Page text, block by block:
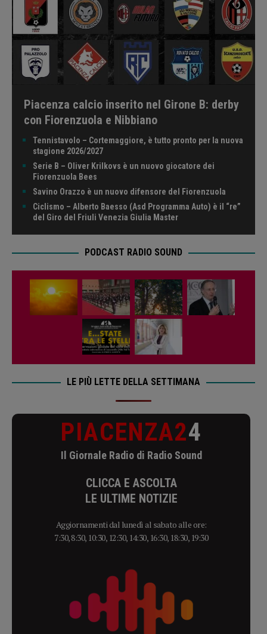
Piacenza calcio inserito nel Girone B: derby
con Fiorenzuola e Nibbiano
Tennistavolo – Cortemaggiore, è tutto pronto per la nuova
stagione 2026/2027
Serie B – Oliver Krilkovs è un nuovo giocatore dei
Fiorenzuola Bees
Savino Orazzo è un nuovo difensore del Fiorenzuola
Ciclismo – Alberto Baesso (Asd Programma Auto) è il “re”
del Giro del Friuli Venezia Giulia Master
PODCAST RADIO SOUND
LE PIÙ LETTE DELLA SETTIMANA
PIACENZA24
Il Giornale Radio di Radio Sound
CLICCA E ASCOLTA
LE ULTIME NOTIZIE
Aggiornamenti dal lunedì al sabato alle ore:
7:30, 8:30, 10:30, 12:30, 14:30, 16:30, 18:30, 19:30